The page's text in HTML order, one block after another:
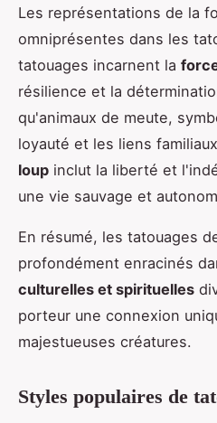
Les représentations de la
omniprésentes dans les
tatouages incarnent la
résilience et la
qu'animaux de meute,
loyauté et les liens
loup inclut la liberté et
une vie sauvage et
En résumé, les tatouages
profondément enracinés
culturelles et spirituelles
porteur une connexion
majestueuses créatures.
Styles populaires de